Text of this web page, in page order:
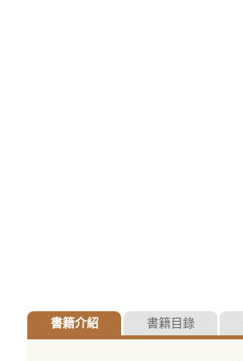
書籍介紹 書籍目錄